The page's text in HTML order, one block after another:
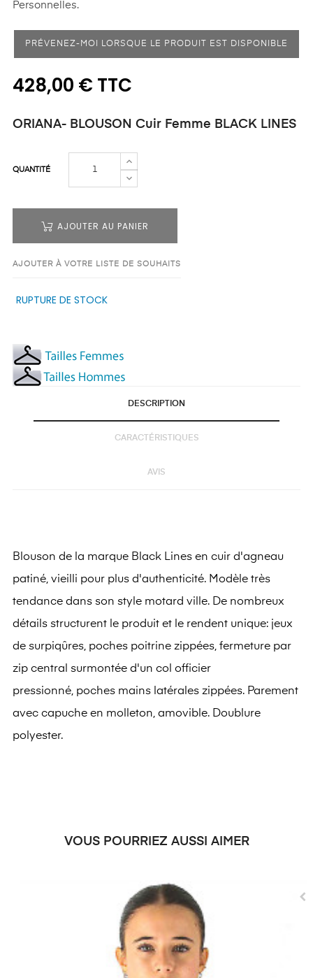
Personnelles.
PRÉVENEZ-MOI LORSQUE LE PRODUIT EST DISPONIBLE
428,00 € TTC
ORIANA- BLOUSON Cuir Femme BLACK LINES
QUANTITÉ
AJOUTER AU PANIER
AJOUTER À VOTRE LISTE DE SOUHAITS
RUPTURE DE STOCK
DESCRIPTION
CARACTÉRISTIQUES
AVIS
Blouson de la marque Black Lines en cuir d'agneau
patiné, vieilli pour plus d'authenticité. Modèle très
tendance dans son style motard ville. De nombreux
détails structurent le produit et le rendent unique: jeux
de surpiqûres, poches poitrine zippées, fermeture par
zip central surmontée d'un col officier
pressionné, poches mains latérales zippées. Parement
avec capuche en molleton, amovible. Doublure
polyester.
VOUS POURRIEZ AUSSI AIMER